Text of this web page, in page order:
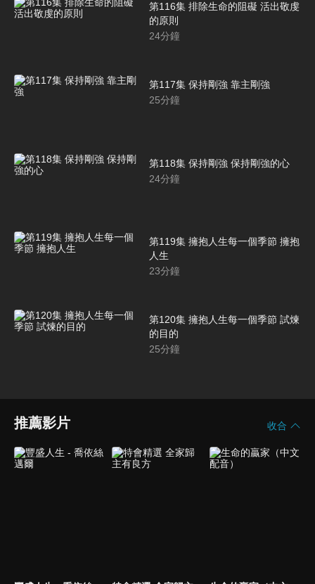
第116集 排除生命的阻礙 活出敬虔
的原則
24分鐘
第117集 保持剛強 靠主剛強
25分鐘
第118集 保持剛強 保持剛強的心
24分鐘
第119集 擁抱人生每一個季節 擁抱
人生
23分鐘
第120集 擁抱人生每一個季節 試煉
的目的
25分鐘
推薦影片 收合